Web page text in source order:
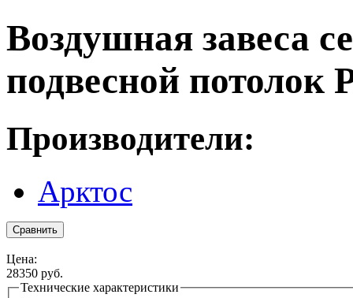
Воздушная завеса
подвесной потолок
Производители:
Арктос
Цена:
28350 руб.
Технические характеристики